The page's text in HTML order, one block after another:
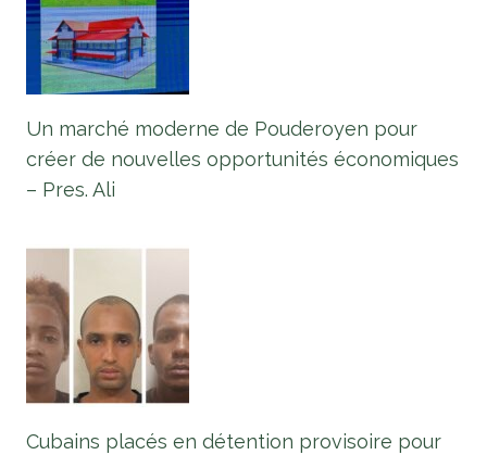
Un marché moderne de Pouderoyen pour
créer de nouvelles opportunités économiques
– Pres. Ali
Cubains placés en détention provisoire pour